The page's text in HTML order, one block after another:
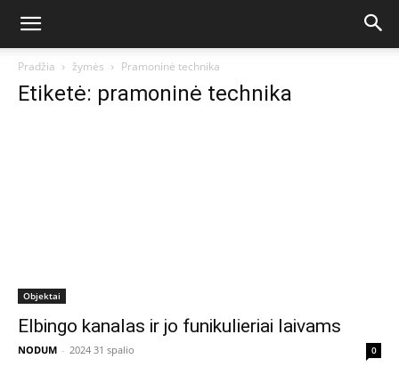
Pradžia žymės Pramoninė technika
Etiketė: pramoninė technika
Objektai
Elbingo kanalas ir jo funikulieriai laivams
NODUM - 2024 31 spalio 0